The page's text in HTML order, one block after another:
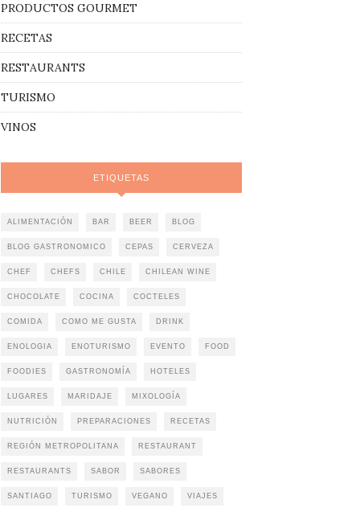
PRODUCTOS GOURMET
RECETAS
RESTAURANTS
TURISMO
VINOS
ETIQUETAS
ALIMENTACIÓN BAR BEER BLOG
BLOG GASTRONOMICO CEPAS CERVEZA
CHEF CHEFS CHILE CHILEAN WINE
CHOCOLATE COCINA COCTELES
COMIDA COMO ME GUSTA DRINK
ENOLOGIA ENOTURISMO EVENTO FOOD
FOODIES GASTRONOMÍA HOTELES
LUGARES MARIDAJE MIXOLOGÍA
NUTRICIÓN PREPARACIONES RECETAS
REGIÓN METROPOLITANA RESTAURANT
RESTAURANTS SABOR SABORES
SANTIAGO TURISMO VEGANO VIAJES